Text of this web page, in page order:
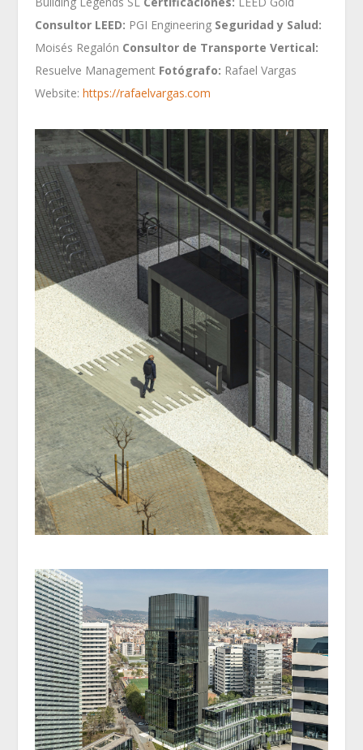
Consultor LEED: PGI Engineering Seguridad y Salud:
Moisés Regalón Consultor de Transporte Vertical:
Resuelve Management Fotógrafo: Rafael Vargas
Website: https://rafaelvargas.com